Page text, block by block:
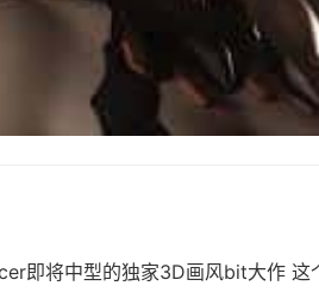
即将中型的独家3D画风bit大作 这